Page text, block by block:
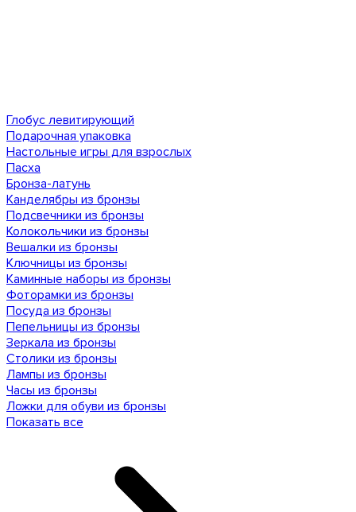
Глобус левитирующий
Подарочная упаковка
Настольные игры для взрослых
Пасха
Бронза-латунь
Канделябры из бронзы
Подсвечники из бронзы
Колокольчики из бронзы
Вешалки из бронзы
Ключницы из бронзы
Каминные наборы из бронзы
Фоторамки из бронзы
Посуда из бронзы
Пепельницы из бронзы
Зеркала из бронзы
Столики из бронзы
Лампы из бронзы
Часы из бронзы
Ложки для обуви из бронзы
Показать все